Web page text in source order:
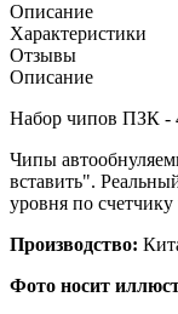
Описание
Характеристики
Отзывы
Описание
Набор чипов ПЗК -
Чипы
вставить".
уровня по счетчику
Производство:
Фото носит